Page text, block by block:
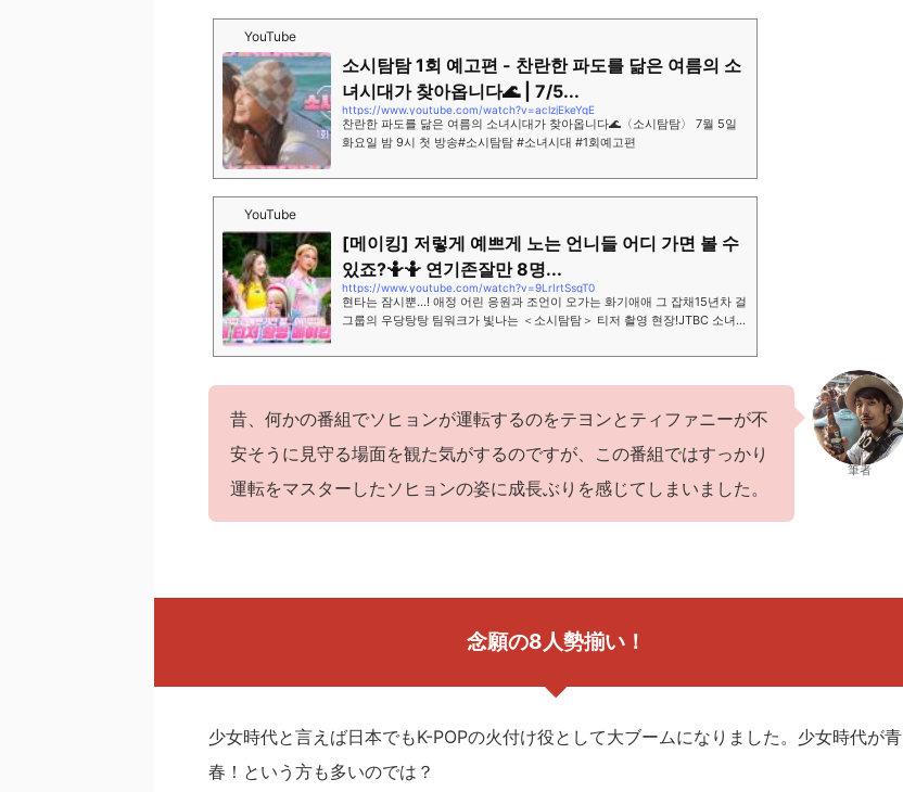
YouTube
소시탐탐 1회 예고편 - 찬란한 파도를 닮은 여름의 소
녀시대가 찾아옵니다🌊 | 7/5...
https://www.youtube.com/watch?v=aclzjEkeYqE
찬란한 파도를 닮은 여름의 소녀시대가 찾아옵니다🌊〈소시탐탐〉 7월 5일
화요일 밤 9시 첫 방송#소시탐탐 #소녀시대 #1회예고편
YouTube
[메이킹] 저렇게 예쁘게 노는 언니들 어디 가면 볼 수
있죠?🤷🤷‍ 연기존잘만 8명...
https://www.youtube.com/watch?v=9LrIrtSsqT0
현타는 잠시뿐...! 애정 어린 응원과 조언이 오가는 화기애애 그 잡채15년차 걸
그룹의 우당탕탕 팀워크가 빛나는 ＜소시탐탐＞ 티저 촬영 현장!JTBC 소녀시
녀시대 #티저———————————————————...
昔、何かの番組でソヒョンが運転するのをテヨンとティファニーが不
安そうに見守る場面を観た気がするのですが、この番組ではすっかり
運転をマスターしたソヒョンの姿に成長ぶりを感じてしまいました。
筆者
念願の8人勢揃い！
少女時代と言えば日本でもK-POPの火付け役として大ブームになりました。少女時代が青
春！という方も多いのでは？